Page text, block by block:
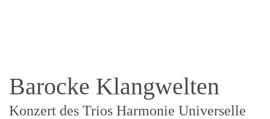
Barocke Klangwelten
Konzert des Trios Harmonie Universelle